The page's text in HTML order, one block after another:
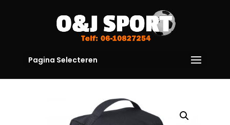
Pagina Selecteren